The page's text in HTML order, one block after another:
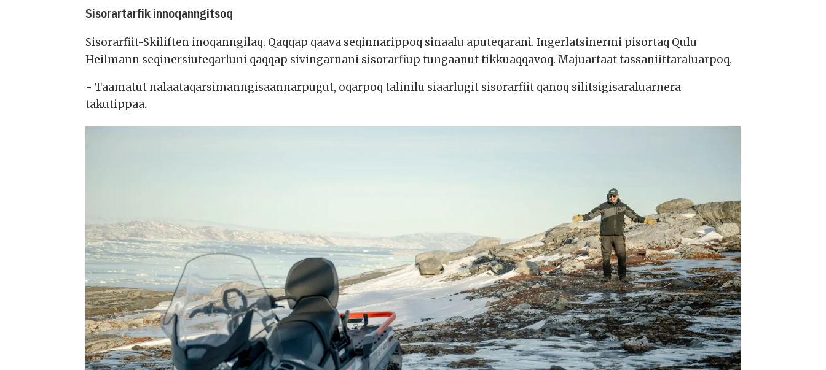
Sisorartarfik innoqanngitsoq
Sisorarfiit-Skiliften inoqanngilaq. Qaqqap qaava seqinnarippoq sinaalu aputeqarani. Ingerlatsinermi pisortaq Qulu
Heilmann seqinersiuteqarluni qaqqap sivingarnani sisorarfiup tungaanut tikkuaqqavoq. Majuartaat tassaniittaraluarpoq.
- Taamatut nalaataqarsimanngisaannarpugut, oqarpoq talinilu siaarlugit sisorarfiit qanoq silitsigisaraluarnera
takutippaa.